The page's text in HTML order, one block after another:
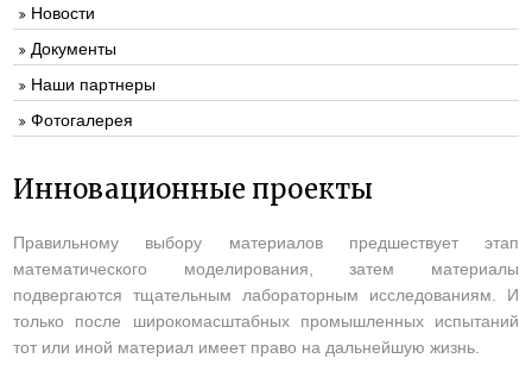
Новости
Документы
Наши партнеры
Фотогалерея
Инновационные проекты
Правильному выбору материалов предшествует этап
математического моделирования, затем материалы
подвергаются тщательным лабораторным исследованиям. И
только после широкомасштабных промышленных испытаний
тот или иной материал имеет право на дальнейшую жизнь.